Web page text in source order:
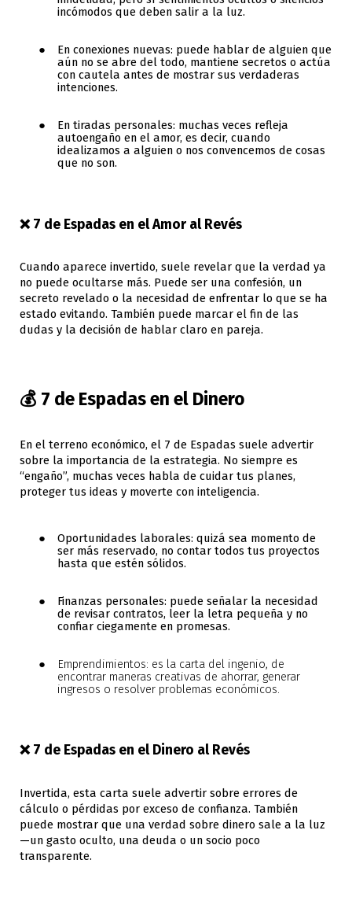
incómodos que deben salir a la luz.
En conexiones nuevas: puede hablar de alguien que
aún no se abre del todo, mantiene secretos o actúa
con cautela antes de mostrar sus verdaderas
intenciones.
En tiradas personales: muchas veces refleja
autoengaño en el amor, es decir, cuando
idealizamos a alguien o nos convencemos de cosas
que no son.
❌ 7 de Espadas en el Amor al Revés
Cuando aparece invertido, suele revelar que la verdad ya
no puede ocultarse más. Puede ser una confesión, un
secreto revelado o la necesidad de enfrentar lo que se ha
estado evitando. También puede marcar el fin de las
dudas y la decisión de hablar claro en pareja.
💰 7 de Espadas en el Dinero
En el terreno económico, el 7 de Espadas suele advertir
sobre la importancia de la estrategia. No siempre es
“engaño”, muchas veces habla de cuidar tus planes,
proteger tus ideas y moverte con inteligencia.
Oportunidades laborales: quizá sea momento de
ser más reservado, no contar todos tus proyectos
hasta que estén sólidos.
Finanzas personales: puede señalar la necesidad
de revisar contratos, leer la letra pequeña y no
confiar ciegamente en promesas.
Emprendimientos: es la carta del ingenio, de
encontrar maneras creativas de ahorrar, generar
ingresos o resolver problemas económicos.
❌ 7 de Espadas en el Dinero al Revés
Invertida, esta carta suele advertir sobre errores de
cálculo o pérdidas por exceso de confianza. También
puede mostrar que una verdad sobre dinero sale a la luz
—un gasto oculto, una deuda o un socio poco
transparente.